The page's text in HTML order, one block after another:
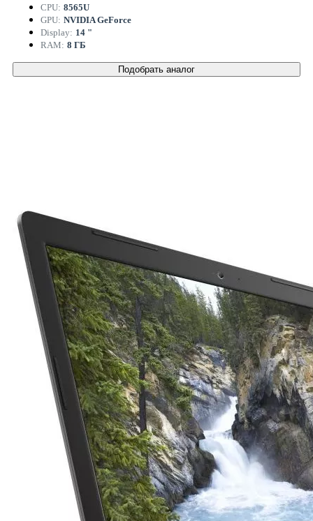
CPU: 8565U
GPU: NVIDIA GeForce
Display: 14 "
RAM: 8 ГБ
Подобрать аналог